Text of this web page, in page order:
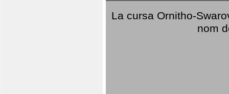
La cursa Ornitho-
nom